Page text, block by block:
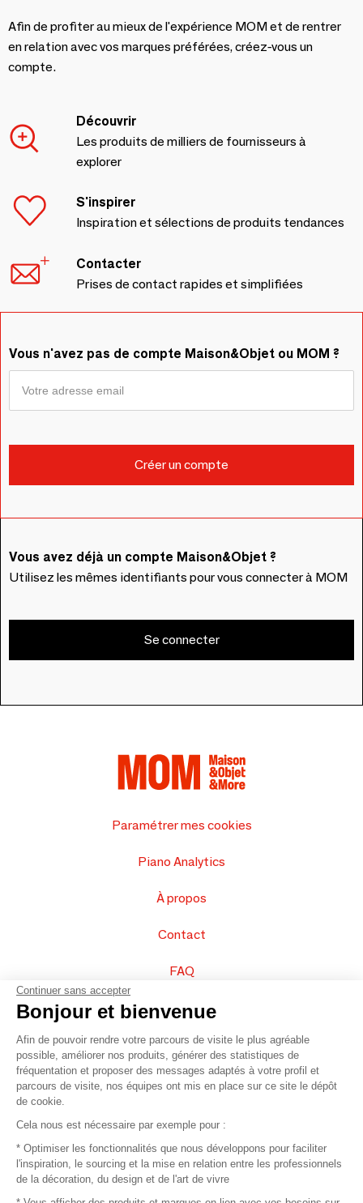
Afin de profiter au mieux de l'expérience MOM et de rentrer
en relation avec vos marques préférées, créez-vous un
compte.
Découvrir
Les produits de milliers de fournisseurs à
explorer
S'inspirer
Inspiration et sélections de produits tendances
Contacter
Prises de contact rapides et simplifiées
Vous n'avez pas de compte Maison&Objet ou MOM ?
Vous avez déjà un compte Maison&Objet ?
Utilisez les mêmes identifiants pour vous connecter à MOM
Se connecter
Paramétrer mes cookies
Piano Analytics
À propos
Contact
FAQ
Vendez vos produits
Plan du site
© 2016 –Organisation SAFI
Recrutement
Continuer sans accepter
Bonjour et bienvenue
Afin de pouvoir rendre votre parcours de visite le plus agréable
possible, améliorer nos produits, générer des statistiques de
fréquentation et proposer des messages adaptés à votre profil et
parcours de visite, nos équipes ont mis en place sur ce site le dépôt
de cookie.
Cela nous est nécessaire par exemple pour :
* Optimiser les fonctionnalités que nous développons pour faciliter
l'inspiration, le sourcing et la mise en relation entre les professionnels
de la décoration, du design et de l'art de vivre